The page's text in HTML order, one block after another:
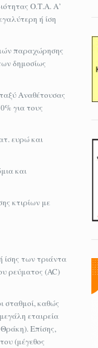
Ο.Τ.Α. Α’
ή ίση
παραχώρησης
δημοσίως
Αναθέτουσας
για τους
ευρώ και
και
κτιρίων με
ίσης των τριάντα
ρεύματος (AC)
σταθμοί, καθώς
εταιρεία
Επίσης,
(μέγεθος